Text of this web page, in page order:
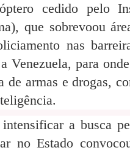
cedido pelo
que sobrevoou
nas
Venezuela, para
de armas e drogas,
intensificar a busca
no Estado